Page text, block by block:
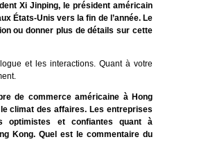
Xi Jinping, le président américain
États-Unis vers la fin de l’année. Le
ou donner plus de détails sur cette
et les interactions. Quant à votre
de commerce américaine à Hong
climat des affaires. Les entreprises
optimistes et confiantes quant à
Kong. Quel est le commentaire du